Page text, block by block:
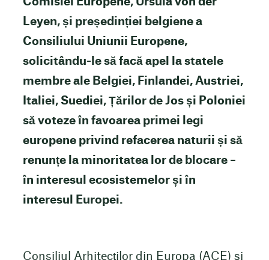
Leyen, și președinției belgiene a
Consiliului Uniunii Europene,
solicitându-le să facă apel la statele
membre ale Belgiei, Finlandei, Austriei,
Italiei, Suediei, Țărilor de Jos și Poloniei
să voteze în favoarea primei legi
europene privind refacerea naturii și să
renunțe la minoritatea lor de blocare –
în interesul ecosistemelor și în
interesul Europei.
Consiliul Arhitecților din Europa (ACE) și